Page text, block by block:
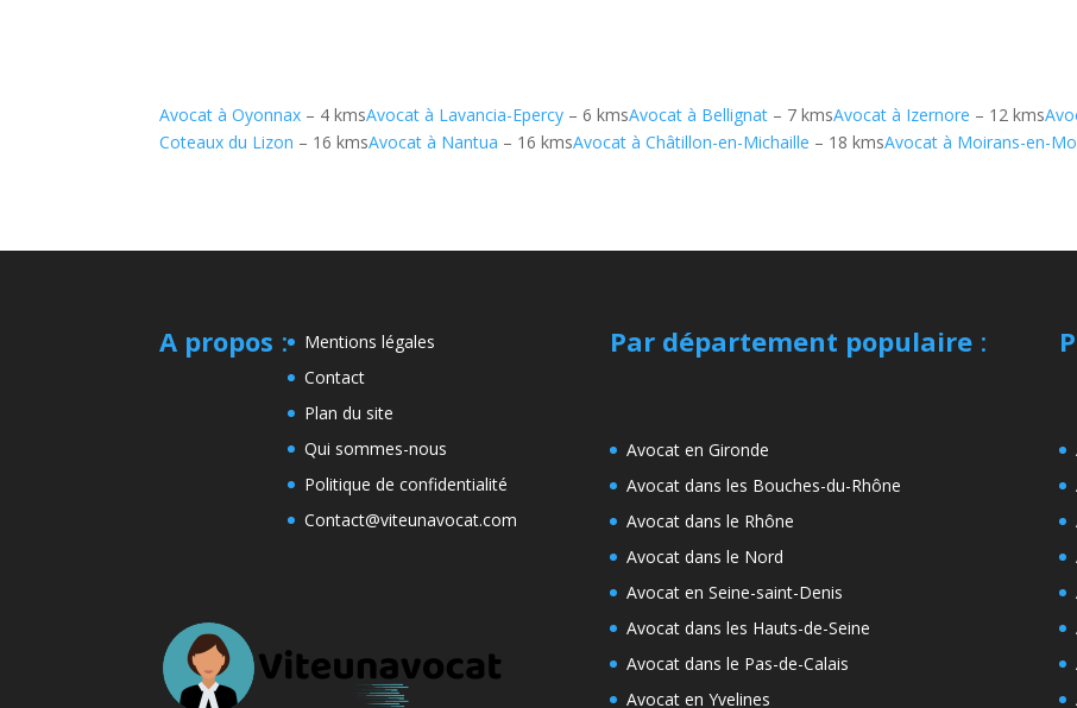
Avocat à Oyonnax – 4 kmsAvocat à Lavancia-Epercy – 6 kmsAvocat à Bellignat – 7 kmsAvocat à Izernore – 12 kms
Coteaux du Lizon – 16 kmsAvocat à Nantua – 16 kmsAvocat à Châtillon-en-Michaille – 18 kmsAvocat à Moirans-en-
A propos :
Mentions légales
Contact
Plan du site
Qui sommes-nous
Politique de confidentialité
Contact@viteunavocat.com
Par département populaire:
Avocat en Gironde
Avocat dans les Bouches-du-Rhône
Avocat dans le Rhône
Avocat dans le Nord
Avocat en Seine-saint-Denis
Avocat dans les Hauts-de-Seine
Avocat dans le Pas-de-Calais
Avocat en Yvelines